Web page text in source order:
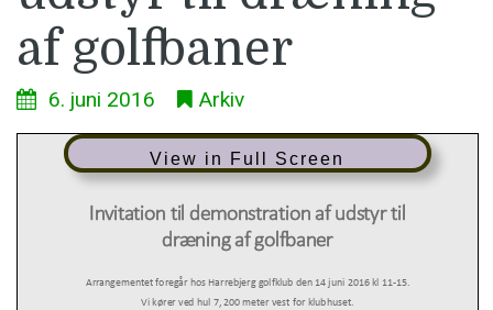
af golfbaner
6. juni 2016 Arkiv
View in Full Screen